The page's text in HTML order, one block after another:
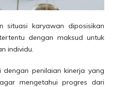
situasi karyawan diposisikan
dengan maksud untuk
individu.
penilaian kinerja yang
mengetahui progres dari